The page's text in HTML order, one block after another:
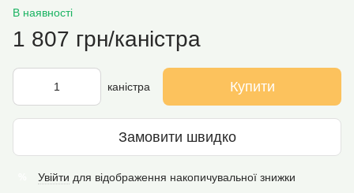
В наявності
1 807 грн/каністра
каністра Купити
Замовити швидко
Увійти для відображення накопичувальної знижки